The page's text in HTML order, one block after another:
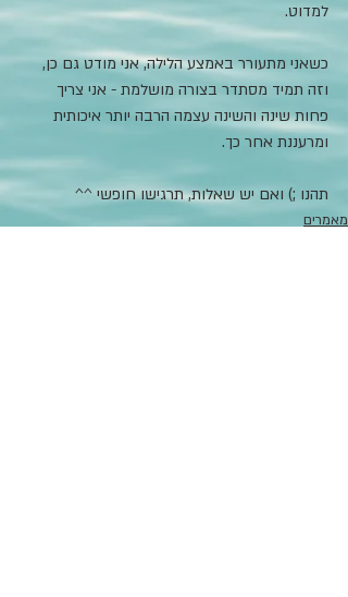
למדוט.
כשאני מתעורר באמצע הלילה, אני מודט גם כן,
וזה תמיד מסתדר בצורה מושלמת - אני צריך
פחות שינה והשינה עצמה הרבה יותר איכותית
ומרעננת אחר כך.
תהנו ;) ואם יש שאלות, תרגישו חופשי ^^
מאמרים